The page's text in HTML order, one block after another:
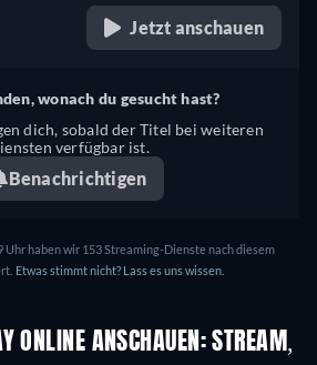
Jetzt anschauen
wonach du gesucht hast?
dich, sobald der Titel bei weiteren
verfügbar ist.
Benachrichtigen
Uhr haben wir 153 Streaming-Dienste nach diesem
Etwas stimmt nicht? Lass es uns wissen.
ONLINE ANSCHAUEN: STREAM,